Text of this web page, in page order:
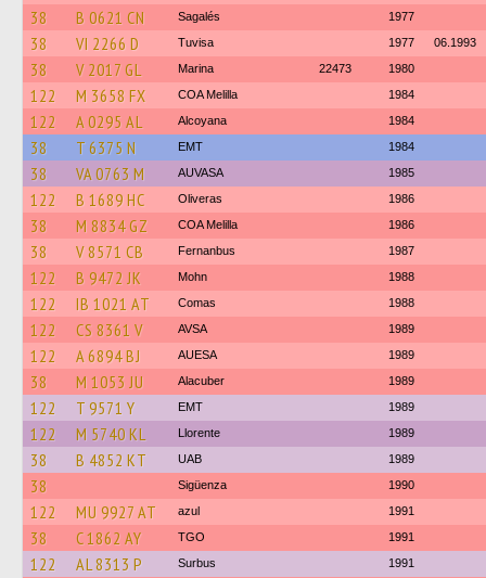
38 B 0621 CN Sagalés 1977
38 VI 2266 D Tuvisa 1977 06.1993
38 V 2017 GL Marina 22473 1980
122 M 3658 FX COA Melilla 1984
122 A 0295 AL Alcoyana 1984
38 T 6375 N EMT 1984
38 VA 0763 M AUVASA 1985
122 B 1689 HC Oliveras 1986
38 M 8834 GZ COA Melilla 1986
38 V 8571 CB Fernanbus 1987
122 B 9472 JK Mohn 1988
122 IB 1021 AT Comas 1988
122 CS 8361 V AVSA 1989
122 A 6894 BJ AUESA 1989
38 M 1053 JU Alacuber 1989
122 T 9571 Y EMT 1989
122 M 5740 KL Llorente 1989
38 B 4852 KT UAB 1989
38 Sigüenza 1990
122 MU 9927 AT azul 1991
38 C 1862 AY TGO 1991
122 AL 8313 P Surbus 1991